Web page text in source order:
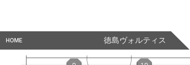
HOME 徳島ヴォルティス